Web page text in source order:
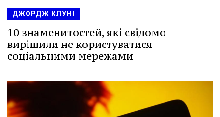
ДЖОРДЖ КЛУНІ
10 знаменитостей, які свідомо
вирішили не користуватися
соціальними мережами